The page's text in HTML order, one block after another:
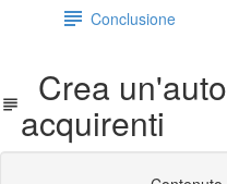
Conclusione
Crea
acquirenti